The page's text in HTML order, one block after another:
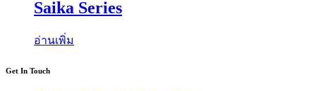
Saika Series
อ่านเพิ่ม
Get In Touch